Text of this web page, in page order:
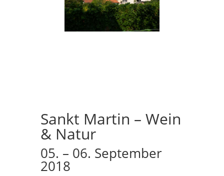
Sankt Martin – Wein
& Natur
05. – 06. September
2018